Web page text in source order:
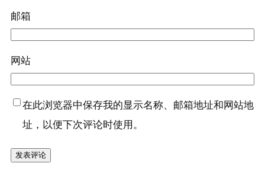
邮箱
网站
在此浏览器中保存我的显示名称、邮箱地址和网站地
址，以便下次评论时使用。